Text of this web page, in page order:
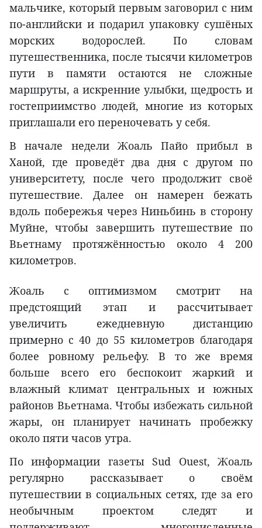
мальчике, который первым заговорил с ним
по-английски и подарил упаковку сушёных
морских водорослей. По словам
путешественника, после тысячи километров
пути в памяти остаются не сложные
маршруты, а искренние улыбки, щедрость и
гостеприимство людей, многие из которых
приглашали его переночевать у себя.
В начале недели Жоаль Пайо прибыл в
Ханой, где проведёт два дня с другом по
университету, после чего продолжит своё
путешествие. Далее он намерен бежать
вдоль побережья через Ниньбинь в сторону
Муйне, чтобы завершить путешествие по
Вьетнаму протяжённостью около 4 200
километров.
Жоаль с оптимизмом смотрит на
предстоящий этап и рассчитывает
увеличить ежедневную дистанцию
примерно с 40 до 55 километров благодаря
более ровному рельефу. В то же время
больше всего его беспокоит жаркий и
влажный климат центральных и южных
районов Вьетнама. Чтобы избежать сильной
жары, он планирует начинать пробежку
около пяти часов утра.
По информации газеты Sud Ouest, Жоаль
регулярно рассказывает о своём
путешествии в социальных сетях, где за его
необычным проектом следят и